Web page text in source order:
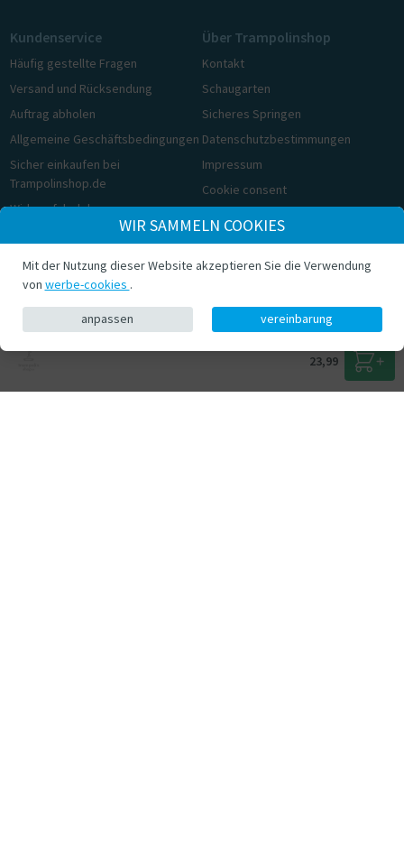
23,99
Kundenservice
Häufig gestellte Fragen
Versand und Rücksendung
Auftrag abholen
Allgemeine Geschäftsbedingungen
Sicher einkaufen bei
Trampolinshop.de
Widerrufsbelehrung
Über Trampolinshop
Kontakt
Schaugarten
Sicheres Springen
Datenschutzbestimmungen
Impressum
Cookie consent
© Trampolinshop.de 2026
WIR SAMMELN COOKIES
Mit der Nutzung dieser Website akzeptieren Sie die Verwendung
von werbe-cookies .
anpassen vereinbarung